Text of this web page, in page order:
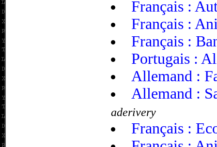
Français :
Français :
Français :
Portugais :
Allemand :
Allemand :
aderivery
Français :